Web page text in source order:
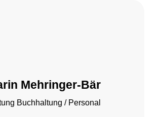
Mehringer-Bär
Buchhaltung / Personal